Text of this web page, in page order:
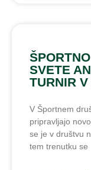
SVETE
TURNIR
V Športnem
pripravljajo
se je v društvu
tem trenutku se